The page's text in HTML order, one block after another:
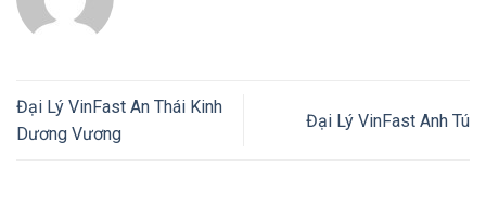
Đại Lý VinFast An Thái Kinh
Dương Vương
Đại Lý VinFast Anh Tú